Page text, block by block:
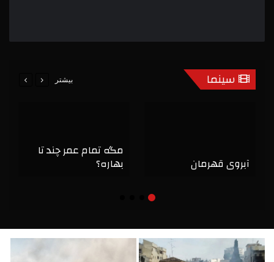
سینما بیشتر
آبروی قهرمان
مگه تمام عمر چند تا
بهاره؟